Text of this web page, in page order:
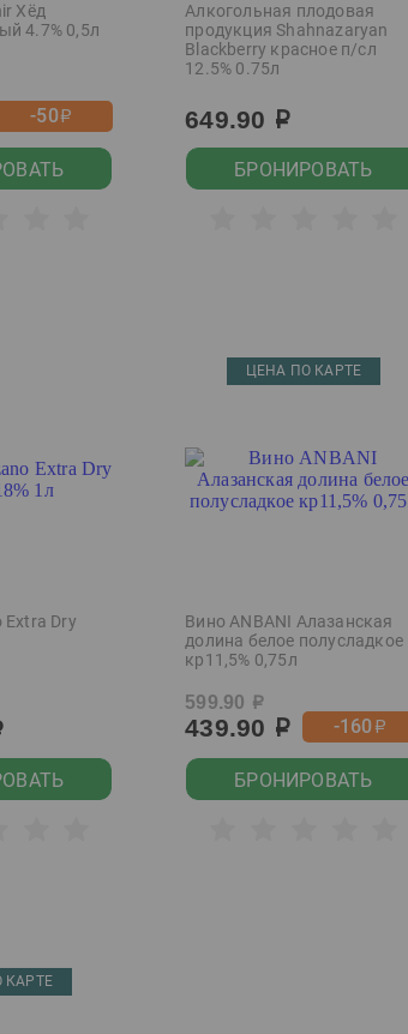
Хёд
4.7% 0,5л
-50р
Алкогольная плодовая
продукция Shahnazaryan
Blackberry красное п/сл
12.5% 0.75л
649.90 р
БРОНИРОВАТЬ
Extra Dry
ЦЕНА ПО КАРТЕ
Вино ANBANI Алазанская
долина белое полусладкое
кр11,5% 0,75л
599.90 р
439.90 р -160р
БРОНИРОВАТЬ
КАРТЕ